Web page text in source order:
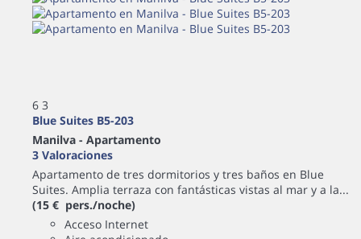
6 3
Blue Suites B5-203
Manilva - Apartamento
3 Valoraciones
Apartamento de tres dormitorios y tres baños en Blue
Suites. Amplia terraza con fantásticas vistas al mar y a la...
(15 € pers./noche)
Acceso Internet